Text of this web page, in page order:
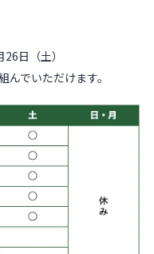
日（土）
でいただけます。